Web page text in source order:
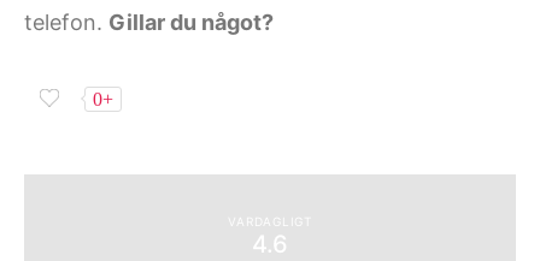
telefon. Gillar du något?
0+
VARDAGLIGT
4.6